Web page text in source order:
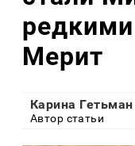
Мерит
Карина Гетьман
Автор статьи